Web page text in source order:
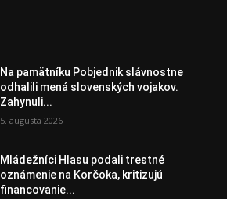
Na pamätníku Pobjednik slávnostne
odhalili mená slovenských vojakov.
Zahynuli...
5. augusta 2026
Mládežníci Hlasu podali trestné
oznámenie na Korčoka, kritizujú
financovanie...